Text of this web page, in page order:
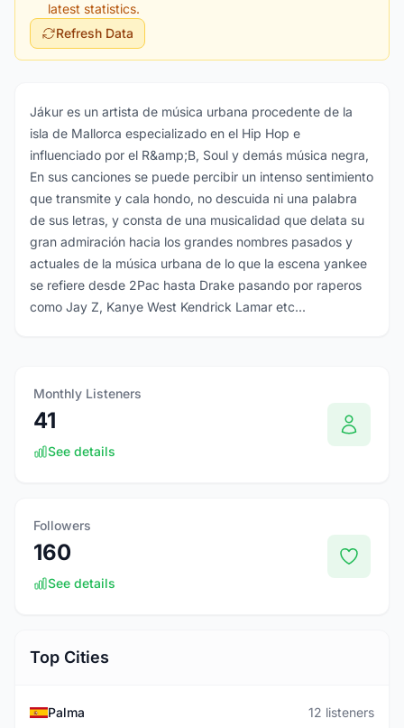
latest statistics.
Refresh Data
Jákur es un artista de música urbana procedente de la
isla de Mallorca especializado en el Hip Hop e
influenciado por el R&amp;B, Soul y demás música negra,
En sus canciones se puede percibir un intenso sentimiento
que transmite y cala hondo, no descuida ni una palabra
de sus letras, y consta de una musicalidad que delata su
gran admiración hacia los grandes nombres pasados y
actuales de la música urbana de lo que la escena yankee
se refiere desde 2Pac hasta Drake pasando por raperos
como Jay Z, Kanye West Kendrick Lamar etc...
Monthly Listeners
41
See details
Followers
160
See details
Top Cities
Palma 12 listeners